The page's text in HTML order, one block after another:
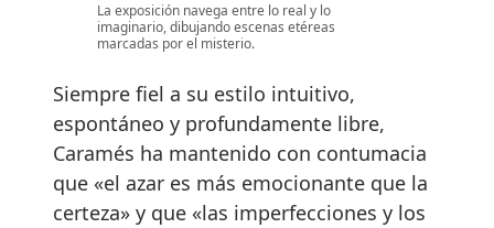
La exposición navega entre lo real y lo
imaginario, dibujando escenas etéreas
marcadas por el misterio.
Siempre fiel a su estilo intuitivo,
espontáneo y profundamente libre,
Caramés ha mantenido con contumacia
que «el azar es más emocionante que la
certeza» y que «las imperfecciones y los